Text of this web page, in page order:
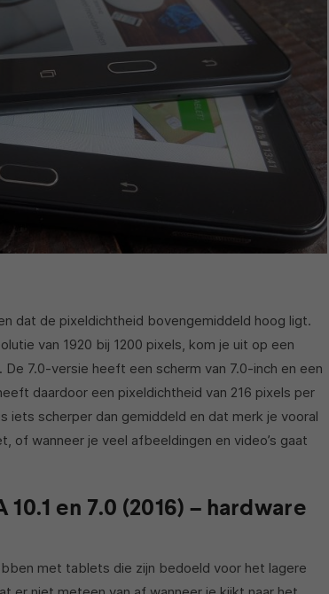
dat de pixeldichtheid bovengemiddeld hoog ligt.
van 1920 bij 1200 pixels, kom je uit op een
7.0-versie heeft een scherm van 7.0-inch en een
daardoor een pixeldichtheid van 216 pixels per
iets scherper dan gemiddeld en dat merk je vooral
of wanneer je veel afbeeldingen en video’s gaat
10.1 en 7.0 (2016) – hardware
met tablets die zijn bedoeld voor het lagere